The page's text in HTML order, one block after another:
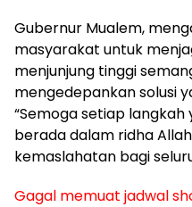
Gubernur Mualem,
masyarakat untuk
menjunjung tinggi
mengedepankan solusi
“Semoga setiap
berada dalam ridha
kemaslahatan bagi
Gagal memuat jadwal